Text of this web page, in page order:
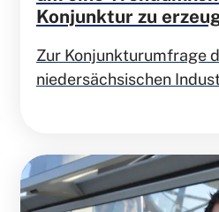
Konjunktur zu
Zur Konjunkturumfrage
niedersächsischen
Dr. Gero Hocker: